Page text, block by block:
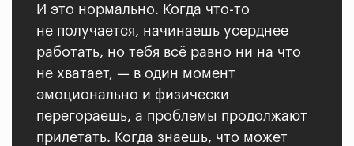
И это нормально. Когда что-то
не получается, начинаешь усерднее
работать, но тебя всё равно ни на что
не хватает, — в один момент
эмоционально и физически
перегораешь, а проблемы продолжают
прилетать. Когда знаешь, что может